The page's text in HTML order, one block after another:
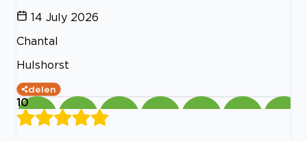
14 July 2026
Chantal
Hulshorst
delen
10